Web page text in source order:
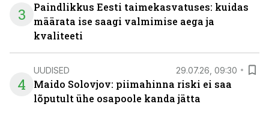
3
Paindlikkus Eesti taimekasvatuses: kuidas
määrata ise saagi valmimise aega ja
kvaliteeti
4
UUDISED 29.07.26, 09:30
Maido Solovjov: piimahinna riski ei saa
lõputult ühe osapoole kanda jätta